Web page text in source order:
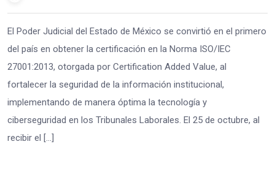
El Poder Judicial del Estado de México se convirtió en el primero
del país en obtener la certificación en la Norma ISO/IEC
27001:2013, otorgada por Certification Added Value, al
fortalecer la seguridad de la información institucional,
implementando de manera óptima la tecnología y
ciberseguridad en los Tribunales Laborales. El 25 de octubre, al
recibir el […]